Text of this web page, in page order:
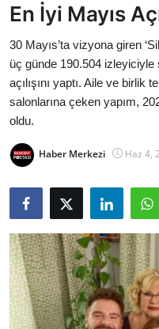
Siyasi Partiler
Mülki İdare
Toplum ve Yaşam
Kamu Kurumları ve Üst
Resmi Reklamlar
En İyi Mayıs
30 Mayıs’ta vizyona giren
üç günde 190.504 izleyiciyle
açılışını yaptı. Aile ve
salonlarına çeken yapım,
oldu.
Haber Merkezi Haz 4,